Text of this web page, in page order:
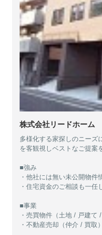
株式会社リードホーム
多様化する家探しのニーズ
を客観視しベストなご提案
■強み
・他社には無い未公開物件
・住宅資金のご相談も一任
■事業
・売買物件（土地 / 戸建て /
・不動産売却（仲介 / 買取）